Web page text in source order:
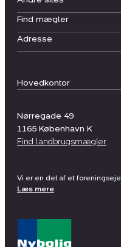
Hovedkontor
Nørregade 49
1165 København K
Find landbrugsmægler
Find mægler
Adresse
Vi er en del af et
Læs mere